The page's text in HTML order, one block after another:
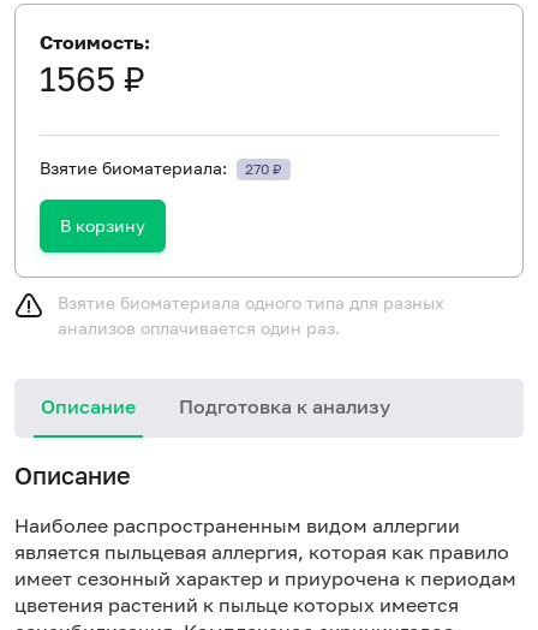
Стоимость:
1565 ₽
Взятие биоматериала: 270 ₽
В корзину
Взятие биоматериала одного типа для разных
анализов оплачивается один раз.
Описание Подготовка к анализу
Описание
Наиболее распространенным видом аллергии
является пыльцевая аллергия, которая как правило
имеет сезонный характер и приурочена к периодам
цветения растений к пыльце которых имеется